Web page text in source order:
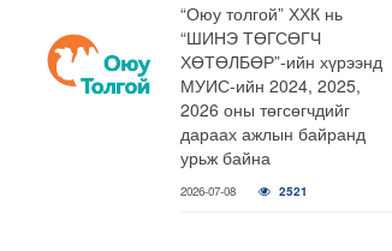
“Оюу толгой” ХХК нь
“ШИНЭ ТӨГСӨГЧ
ХӨТӨЛБӨР”-ийн хүрээнд
МУИС-ийн 2024, 2025,
2026 оны төгсөгчдийг
дараах ажлын байранд
урьж байна
2026-07-08 2521